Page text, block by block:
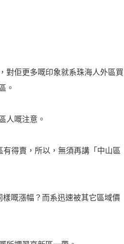
對佢更多嘅印象就系珠海人外區買
。
人嘅注意。
得賣，所以，無須再講「中山區
嘅漲幅？而系迅速被其它區域價